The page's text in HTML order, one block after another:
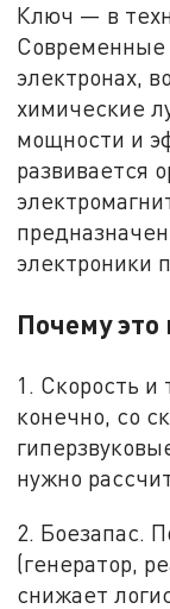
Ключ — в
Современные
электронах,
химические
мощности и
развивается
электроники
Почему это
1. Скорость и
конечно, со
нужно
2. Боезапас.
(генератор,
снижает